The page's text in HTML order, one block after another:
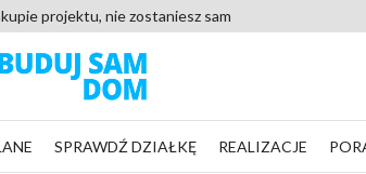
projektu, nie zostaniesz sam
SPRAWDŹ DZIAŁKĘ REALIZACJE